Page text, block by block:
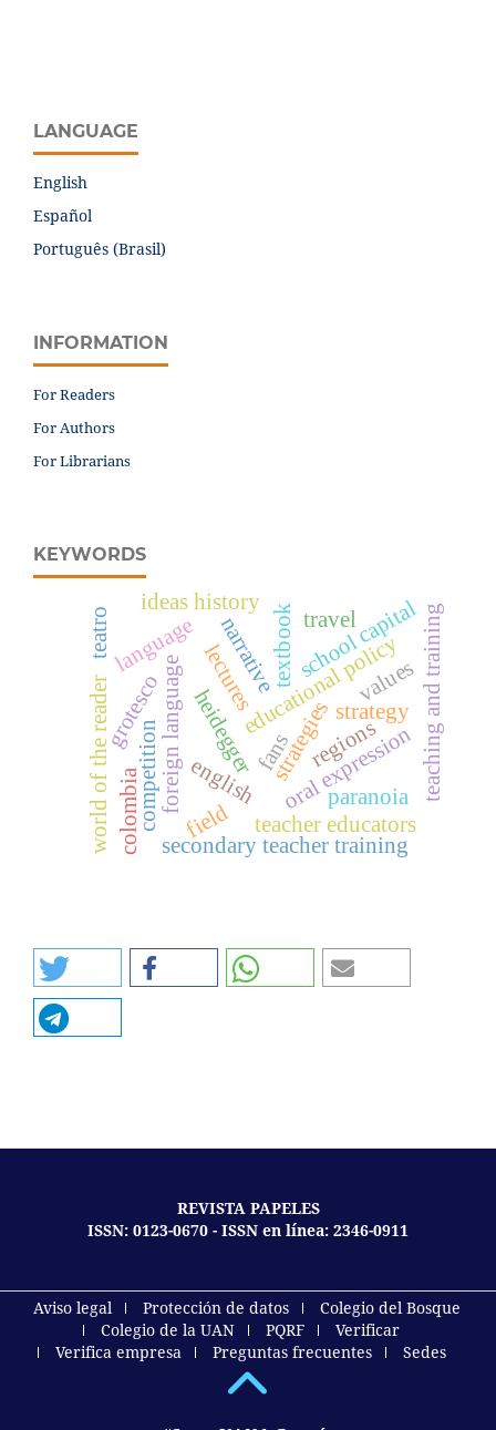
LANGUAGE
English
Español
Português (Brasil)
INFORMATION
For Readers
For Authors
For Librarians
KEYWORDS
heideggereducational policy
strategies
foreign language oral expression
english
textbook teaching and training
language
field
school capital
secondary teacher training
world of the reader competition
narrative
strategy
paranoia
grotesco
teatro
fans regions
teacher educators
lectures
ideas history
travel
colombia
values
REVISTA PAPELES
ISSN: 0123-0670 - ISSN en línea: 2346-0911
Aviso legal Protección de datos
Colegio del Bosque
Colegio de la UAN
PQRF
Verificar
Verifica empresa
Preguntas frecuentes Sedes